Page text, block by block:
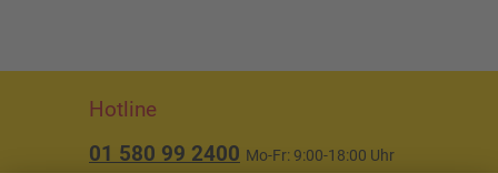
Hotline
01 580 99 2400 Mo-Fr: 9:00-18:00 Uhr